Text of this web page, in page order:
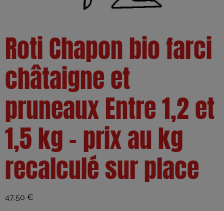
Roti Chapon bio farci
châtaigne et
pruneaux Entre 1,2 et
1,5 kg – prix au kg
recalculé sur place
47,50 €